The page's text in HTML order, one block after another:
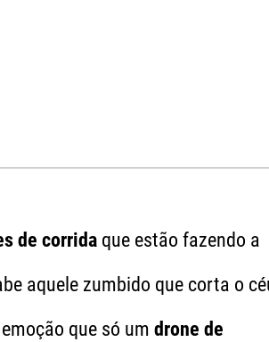
de corrida que estão fazendo a
aquele zumbido que corta o
que só um drone de